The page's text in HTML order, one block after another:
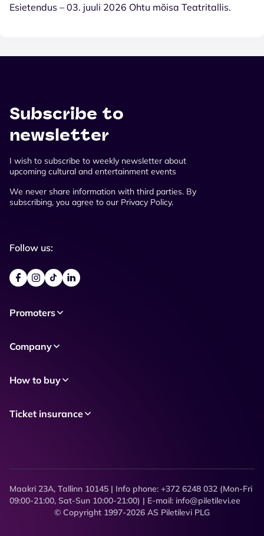
Esietendus – 03. juuli 2026 Ohtu mõisa Teatritallis.
Subscribe to
newsletter
I wish to subscribe to weekly newsletter about
upcoming cultural and entertainment events
We never share information with third parties. By
subscribing, you agree to our Privacy Policy.
Follow us:
Promoters
Company
How to buy
Ticket insurance
Maakri 23A, Tallinn 10145 | Info phone: +372 6248 032 (Mon-Fri
09:00-21:00, Sat-Sun 10:00-21:00) | E-mail: info@piletilevi.ee
© Copyright 1997-2026 AS Piletilevi PLG